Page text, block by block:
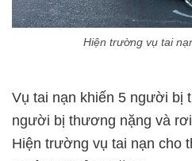
Hiện trường vụ tai
Vụ tai nạn khiến 5 người bị
người bị thương nặng và
Hiện trường vụ tai nạn cho